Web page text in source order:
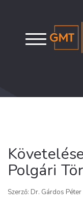
Polgári
Szerző: Dr. Gárdos Péter